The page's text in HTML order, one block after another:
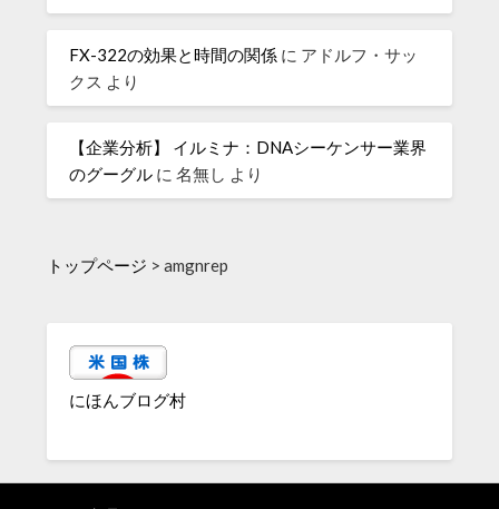
FX-322の効果と時間の関係 に アドルフ・サッ
クス より
【企業分析】 イルミナ：DNAシーケンサー業界
のグーグル に名無し より
トップページ >amgnrep
にほんブログ村